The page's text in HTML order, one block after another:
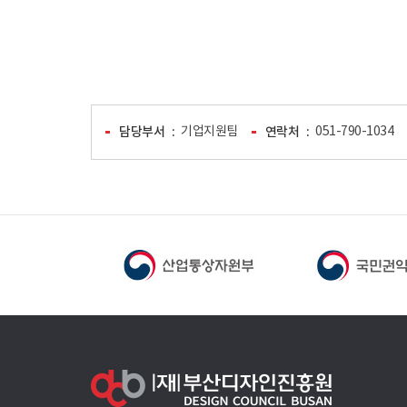
담당부서 기업지원팀 연락처 051-790-1034